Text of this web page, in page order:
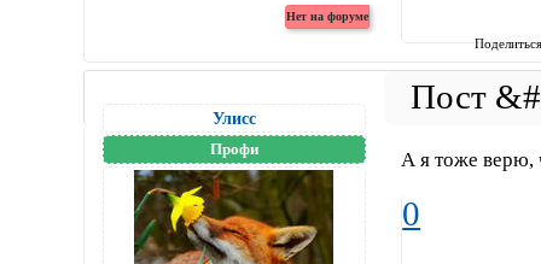
Улисс
Профи А я тоже верю,
0